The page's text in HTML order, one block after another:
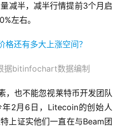
减半，减半行情提前3个月启
左右。
据bitinfochart数据编制
，也不能忽视莱特币开发团队
2月6日，Litecoin的创始人
上证实他们一直在与Beam团